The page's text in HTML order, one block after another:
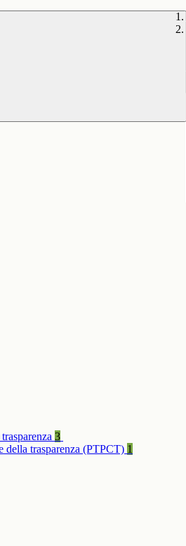
3
della trasparenza (PTPCT) 1